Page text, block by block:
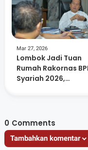
Mar 27, 2026
Lombok Jadi Tuan
Rumah Rakornas
Syariah 2026,
0 Comments
Tambahkan komentar